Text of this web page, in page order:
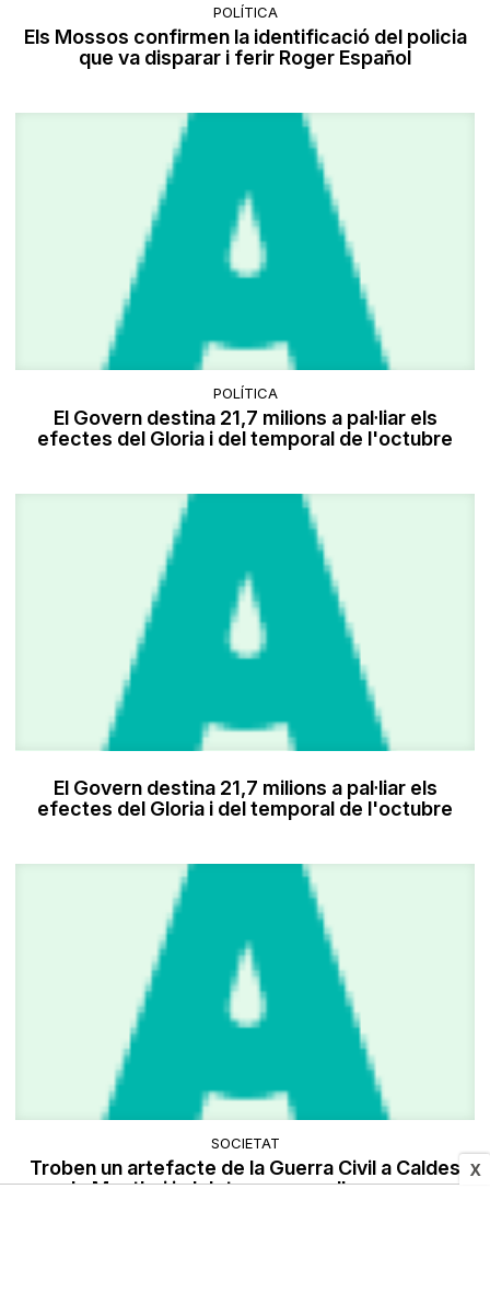
X
POLÍTICA
Els Mossos confirmen la identificació del policia
que va disparar i ferir Roger Español
POLÍTICA
El Govern destina 21,7 milions a pal·liar els
efectes del Gloria i del temporal de l'octubre
El Govern destina 21,7 milions a pal·liar els
efectes del Gloria i del temporal de l'octubre
SOCIETAT
Troben un artefacte de la Guerra Civil a Caldes
de Montbui i el detonen en un lloc segur